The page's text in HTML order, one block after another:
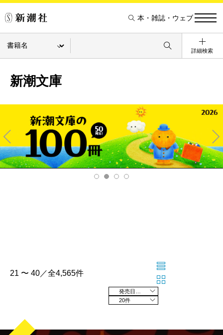
本・雑誌・ウェブ
詳細検索
新潮文庫
Pre
v
Ne
xt
21 〜 40／全4,565件
20件